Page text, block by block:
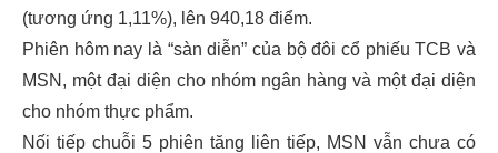
(tương ứng 1,11%), lên 940,18 điểm.
Phiên hôm nay là “sàn diễn” của bộ đôi cổ phiếu TCB và
MSN, một đại diện cho nhóm ngân hàng và một đại diện
cho nhóm thực phẩm.
Nối tiếp chuỗi 5 phiên tăng liên tiếp, MSN vẫn chưa có